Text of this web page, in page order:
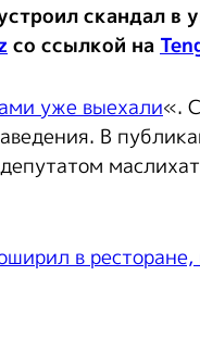
скандал в
со ссылкой на
уже выехали«.
В